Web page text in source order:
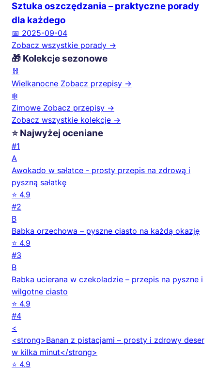
Sztuka oszczędzania – praktyczne porady
dla każdego
📅 2025-09-04
Zobacz wszystkie porady →
🎁 Kolekcje sezonowe
🐰
Wielkanocne Zobacz przepisy →
❄️
Zimowe Zobacz przepisy →
Zobacz wszystkie kolekcje →
⭐ Najwyżej oceniane
#1
A
Awokado w sałatce - prosty przepis na zdrową i
pyszną sałatkę
⭐ 4.9
#2
B
Babka orzechowa – pyszne ciasto na każdą okazję
⭐ 4.9
#3
B
Babka ucierana w czekoladzie – przepis na pyszne i
wilgotne ciasto
⭐ 4.9
#4
<
<strong>Banan z pistacjami – prosty i zdrowy deser
w kilka minut</strong>
⭐ 4.9